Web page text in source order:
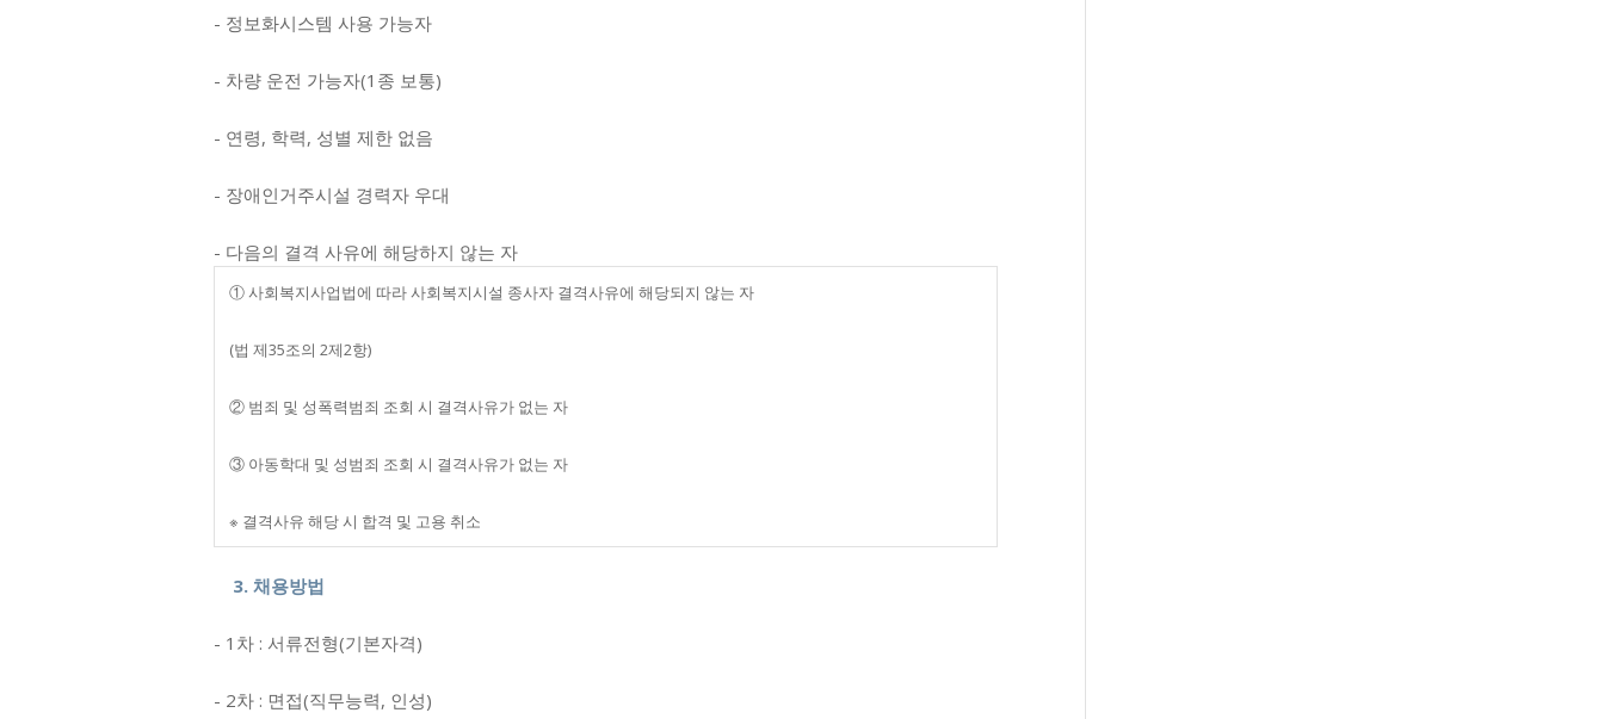
- 정보화시스템 사용 가능자
- 차량 운전 가능자(1종 보통)
- 연령, 학력, 성별 제한 없음
- 장애인거주시설 경력자 우대
- 다음의 결격 사유에 해당하지 않는 자
① 사회복지사업법에 따라 사회복지시설 종사자 결격사유에 해당되지 않는 자
(법 제35조의 2제2항)
② 범죄 및 성폭력범죄 조회 시 결격사유가 없는 자
③ 아동학대 및 성범죄 조회 시 결격사유가 없는 자
※ 결격사유 해당 시 합격 및 고용 취소
3. 채용방법
- 1차 : 서류전형(기본자격)
- 2차 : 면접(직무능력, 인성)